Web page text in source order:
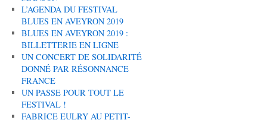
L’AGENDA DU FESTIVAL
BLUES EN AVEYRON 2019
BLUES EN AVEYRON 2019 :
BILLETTERIE EN LIGNE
UN CONCERT DE SOLIDARITÉ
DONNÉ PAR RÉSONNANCE
FRANCE
UN PASSE POUR TOUT LE
FESTIVAL !
FABRICE EULRY AU PETIT-